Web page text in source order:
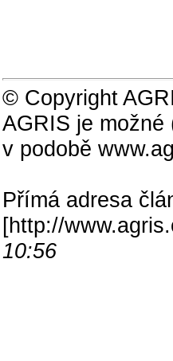
© Copyright
AGRIS je
v podobě
Přímá adresa
[http://
10:56